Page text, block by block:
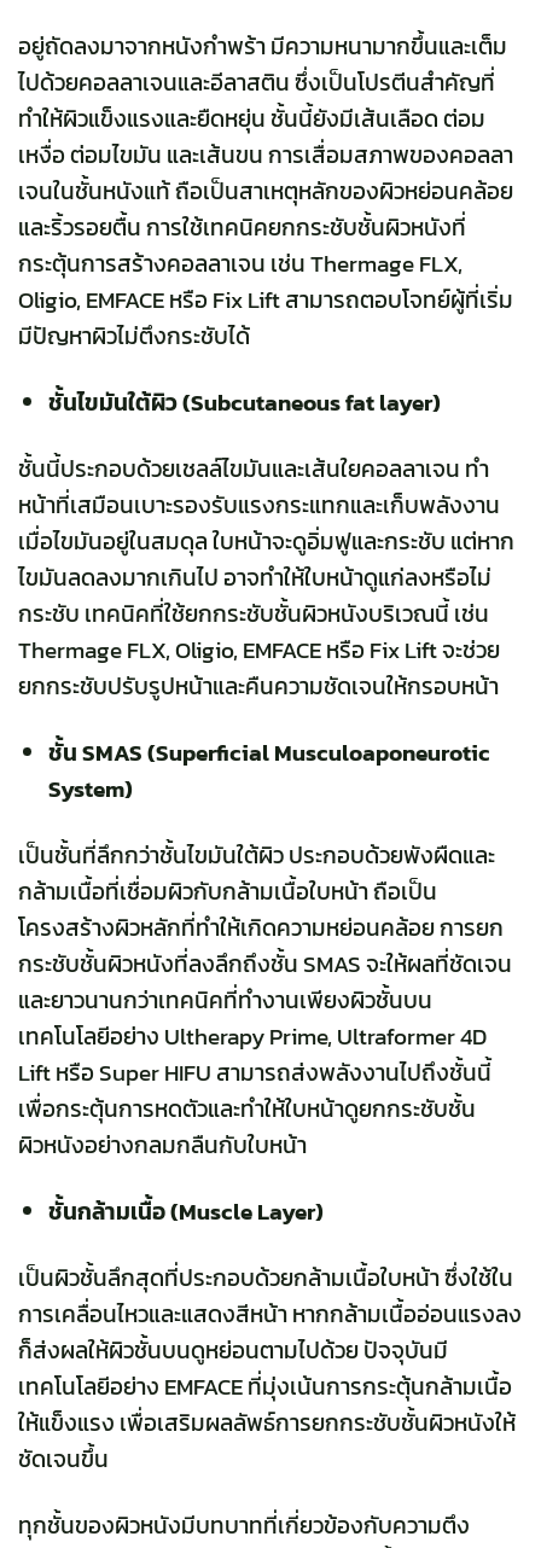
อยู่ถัดลงมาจากหนังกำพร้า มีความหนามากขึ้นและเต็ม
ไปด้วยคอลลาเจนและอีลาสติน ซึ่งเป็นโปรตีนสำคัญที่
ทำให้ผิวแข็งแรงและยืดหยุ่น ชั้นนี้ยังมีเส้นเลือด ต่อม
เหงื่อ ต่อมไขมัน และเส้นขน การเสื่อมสภาพของคอลลา
เจนในชั้นหนังแท้ ถือเป็นสาเหตุหลักของผิวหย่อนคล้อย
และริ้วรอยตื้น การใช้เทคนิคยกกระชับชั้นผิวหนังที่
กระตุ้นการสร้างคอลลาเจน เช่น Thermage FLX,
Oligio, EMFACE หรือ Fix Lift สามารถตอบโจทย์ผู้ที่เริ่ม
มีปัญหาผิวไม่ตึงกระชับได้
ชั้นไขมันใต้ผิว (Subcutaneous fat layer)
ชั้นนี้ประกอบด้วยเชลล์ไขมันและเส้นใยคอลลาเจน ทำ
หน้าที่เสมือนเบาะรองรับแรงกระแทกและเก็บพลังงาน
เมื่อไขมันอยู่ในสมดุล ใบหน้าจะดูอิ่มฟูและกระชับ แต่หาก
ไขมันลดลงมากเกินไป อาจทำให้ใบหน้าดูแก่ลงหรือไม่
กระชับ เทคนิคที่ใช้ยกกระชับชั้นผิวหนังบริเวณนี้ เช่น
Thermage FLX, Oligio, EMFACE หรือ Fix Lift จะช่วย
ยกกระชับปรับรูปหน้าและคืนความชัดเจนให้กรอบหน้า
ชั้น SMAS (Superficial Musculoaponeurotic
System)
เป็นชั้นที่ลึกกว่าชั้นไขมันใต้ผิว ประกอบด้วยพังผืดและ
กล้ามเนื้อที่เชื่อมผิวกับกล้ามเนื้อใบหน้า ถือเป็น
โครงสร้างผิวหลักที่ทำให้เกิดความหย่อนคล้อย การยก
กระชับชั้นผิวหนังที่ลงลึกถึงชั้น SMAS จะให้ผลที่ชัดเจน
และยาวนานกว่าเทคนิคที่ทำงานเพียงผิวชั้นบน
เทคโนโลยีอย่าง Ultherapy Prime, Ultraformer 4D
Lift หรือ Super HIFU สามารถส่งพลังงานไปถึงชั้นนี้
เพื่อกระตุ้นการหดตัวและทำให้ใบหน้าดูยกกระชับชั้น
ผิวหนังอย่างกลมกลืนกับใบหน้า
ชั้นกล้ามเนื้อ (Muscle Layer)
เป็นผิวชั้นลึกสุดที่ประกอบด้วยกล้ามเนื้อใบหน้า ซึ่งใช้ใน
การเคลื่อนไหวและแสดงสีหน้า หากกล้ามเนื้ออ่อนแรงลง
ก็ส่งผลให้ผิวชั้นบนดูหย่อนตามไปด้วย ปัจจุบันมี
เทคโนโลยีอย่าง EMFACE ที่มุ่งเน้นการกระตุ้นกล้ามเนื้อ
ให้แข็งแรง เพื่อเสริมผลลัพธ์การยกกระชับชั้นผิวหนังให้
ชัดเจนขึ้น
ทุกชั้นของผิวหนังมีบทบาทที่เกี่ยวข้องกับความตึง